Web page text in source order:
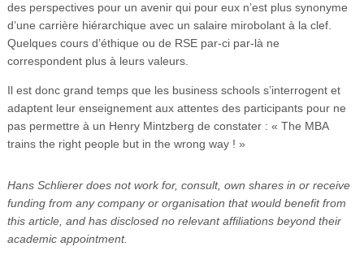
des perspectives pour un avenir qui pour eux n’est plus synonyme
d’une carrière hiérarchique avec un salaire mirobolant à la clef.
Quelques cours d’éthique ou de RSE par-ci par-là ne
correspondent plus à leurs valeurs.
Il est donc grand temps que les business schools s’interrogent et
adaptent leur enseignement aux attentes des participants pour ne
pas permettre à un Henry Mintzberg de constater : « The MBA
trains the right people but in the wrong way ! »
Hans Schlierer does not work for, consult, own shares in or receive
funding from any company or organisation that would benefit from
this article, and has disclosed no relevant affiliations beyond their
academic appointment.